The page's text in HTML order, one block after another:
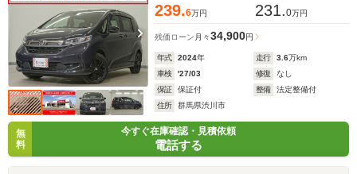
239.6万円 231.0万円
残価ローン 月々34,900円
年式 2024年 走行 3.6万km
車検
'27/03 修復
なし
保証
保証付 整備
法定整備付
住所
群馬県渋川市
無
料
今すぐ在庫確認・見積依頼
電話する